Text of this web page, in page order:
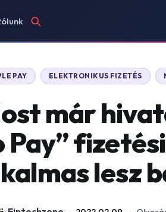
PAY ELEKTRONIKUS FIZETÉS
már
Pay”
lesz